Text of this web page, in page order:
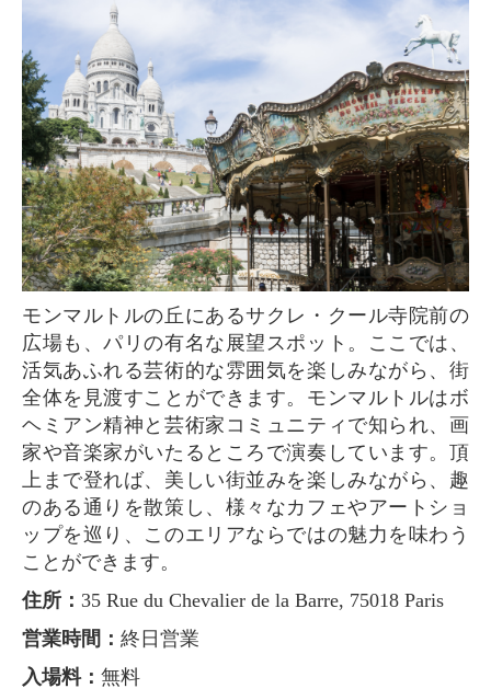
モンマルトルの丘にあるサクレ・クール寺院前の
広場も、パリの有名な展望スポット。ここでは、
活気あふれる芸術的な雰囲気を楽しみながら、街
全体を見渡すことができます。モンマルトルはボ
ヘミアン精神と芸術家コミュニティで知られ、画
家や音楽家がいたるところで演奏しています。頂
上まで登れば、美しい街並みを楽しみながら、趣
のある通りを散策し、様々なカフェやアートショ
ップを巡り、このエリアならではの魅力を味わう
ことができます。
住所： 35 Rue du Chevalier de la Barre, 75018 Paris
営業時間： 終日営業
入場料： 無料